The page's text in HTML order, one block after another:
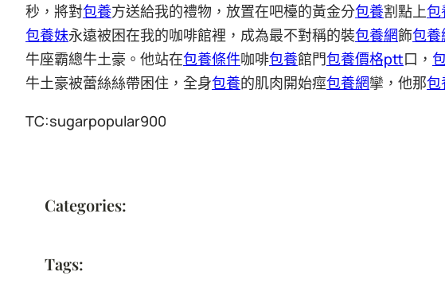
秒，將對包養方送給我的禮物，放置在吧檯的黃金分包養割點上包
包養妹永遠被困在我的咖啡館裡，成為最不對稱的裝包養網飾包養
牛座霸總牛土豪。他站在包養條件咖啡包養館門包養價格ptt口，
牛土豪被蕾絲絲帶困住，全身包養的肌肉開始痙包養網攣，他那包
TC:sugarpopular900
Categories:
Tags: